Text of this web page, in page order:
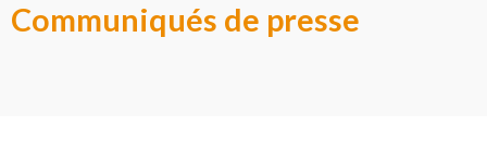
Communiqués de presse